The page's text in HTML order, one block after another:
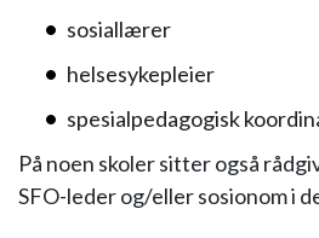
sosiallærer
helsesykepleier
spesialpedagogisk
På noen skoler sitter også
SFO-leder og/eller sosionom i